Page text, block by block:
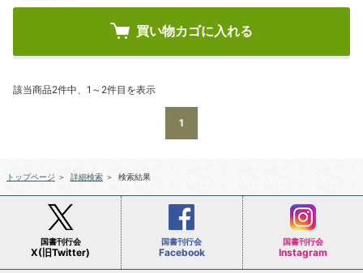
買い物カゴに入れる
該当商品2件中、1～2件目を表示
1
トップページ ＞ 詳細検索 ＞ 検索結果
国書刊行会
X(旧Twitter)
国書刊行会
Facebook
国書刊行会
Instagram